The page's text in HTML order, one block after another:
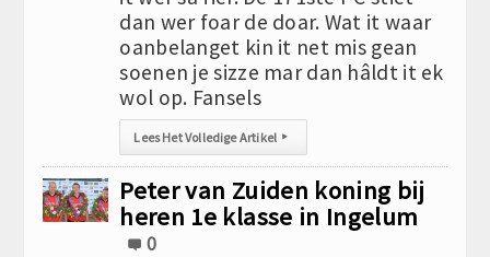
dan wer foar de doar. Wat it waar
oanbelanget kin it net mis gean
soenen je sizze mar dan hâldt it ek
wol op. Fansels
Lees Het Volledige Artikel ▸
Peter van Zuiden koning bij
heren 1e klasse in Ingelum
0